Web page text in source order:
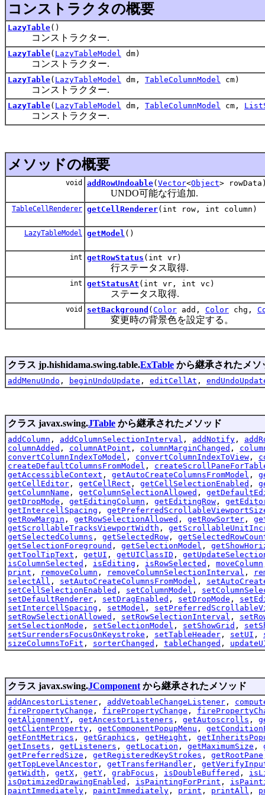
コンストラクタの概要
LazyTable()
コンストラクター.
LazyTable( LazyTableModel dm)
コンストラクター.
LazyTable( LazyTableModel dm, TableColumnModel cm)
コンストラクター.
LazyTable( LazyTableModel dm, TableColumnModel cm,
コンストラクター.
メソッドの概要
void addRowUndoable( Vector<Object>
UNDO可能な行追加.
TableCellRenderer getCellRenderer(int row, int column)
LazyTableModel getModel ()
int getRowStatus (int vr)
行ステータス取得.
int getStatusAt (int vr, int vc)
ステータス取得.
void setBackground ( Color add, Color chg,
変更時の背景色を設定する。
クラス jp.hishidama.swing.table.ExTable から継承されたメソ
addMenuUndo , beginUndoUpdate , editCellAt ,
クラス javax.swing.JTable から継承されたメソッド
addColumn , addColumnSelectionInterval , addNotify ,
columnAdded , columnAtPoint , columnMarginChanged ,
convertColumnIndexToModel , convertColumnIndexToView ,
createDefaultColumnsFromModel ,
getAccessibleContext , getAutoCreateColumnsFromModel ,
getCellEditor , getCellRect , getCellSelectionEnabled ,
getColumnName , getColumnSelectionAllowed ,
getDropMode , getEditingColumn , getEditingRow ,
getIntercellSpacing ,
getRowMargin , getRowSelectionAllowed , getRowSorter ,
getScrollableTracksViewportWidth ,
getSelectedColumns , getSelectedRow ,
getSelectionForeground , getSelectionModel ,
getToolTipText , getUI , getUIClassID ,
isColumnSelected , isEditing , isRowSelected , moveColumn
print , removeColumn , removeColumnSelectionInterval ,
selectAll , setAutoCreateColumnsFromModel ,
setCellSelectionEnabled , setColumnModel ,
setDefaultRenderer , setDragEnabled , setDropMode ,
setIntercellSpacing , setModel ,
setRowSelectionAllowed , setRowSelectionInterval ,
setSelectionMode , setSelectionModel , setShowGrid ,
setSurrendersFocusOnKeystroke , setTableHeader , setUI ,
sizeColumnsToFit , sorterChanged , tableChanged ,
クラス javax.swing.JComponent から継承されたメソッド
addAncestorListener , addVetoableChangeListener ,
firePropertyChange , firePropertyChange ,
getAlignmentY , getAncestorListeners , getAutoscrolls ,
getClientProperty , getComponentPopupMenu ,
getFontMetrics , getGraphics , getHeight ,
getInsets , getListeners , getLocation , getMaximumSize ,
getPreferredSize , getRegisteredKeyStrokes , getRootPane
getTopLevelAncestor , getTransferHandler ,
getWidth , getX , getY , grabFocus , isDoubleBuffered ,
isOptimizedDrawingEnabled , isPaintingForPrint ,
paintImmediately , paintImmediately , print , printAll ,